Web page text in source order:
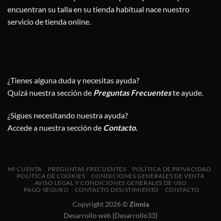
encuentran su talla en su tienda habitual nace nuestro
servicio de tienda online.
¿Tienes alguna duda y necesitas ayuda?
Quizá nuestra sección de Preguntas Frecuenteste ayude.
¿Sigues necesitando nuestra ayuda?
Accede a nuestra sección de Contacto.
MI CUENTA PREGUNTAS FRECUENTES
POLÍTICA DE PRIVACIDAD
POLÍTICA DE COOKIES
CONDICIONES GENERALES DE VENTA
AVISO LEGAL Y CONDICIONES GENERALES DE USO
PAGO SEGURO
CONTACTO DESISTIMIENTO CONTACTO
Copyright 2026 ©Zinnia
Desarrollo web {Desarrollo33}